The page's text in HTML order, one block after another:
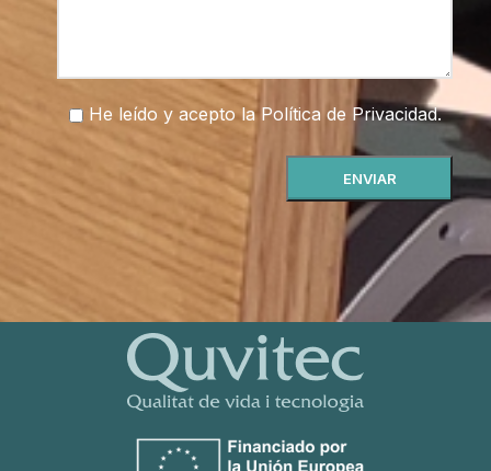
He leído y acepto laPolítica de Privacidad.